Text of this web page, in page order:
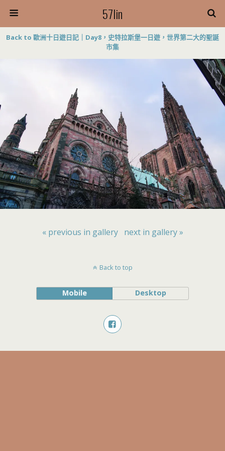
57lin
Back to 歐洲十日遊日記｜Day8，史特拉斯堡一日遊，世界第二大的聖誕
市集
« previous in gallery next in gallery »
Back to top
Mobile Desktop